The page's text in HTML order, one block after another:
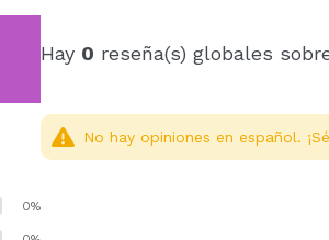
0%
Hay 0 reseña(s) globales
No hay opiniones en español.